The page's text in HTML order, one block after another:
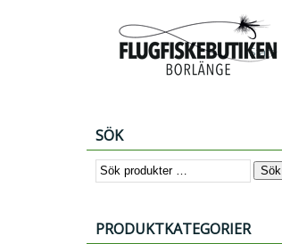
Start
SÖK
Sök
PRODUKTKATEGORIER